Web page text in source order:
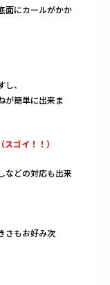
面にカールがかか
、
が簡単に出来ま
スゴイ！！）
などの対応も出来
さもお好み次